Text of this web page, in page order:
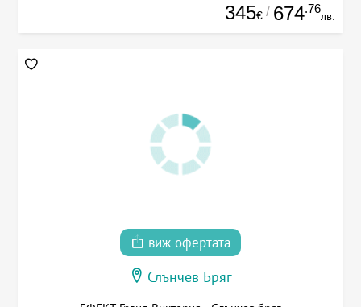
345€ / 674.76
лв.
виж офертата
Слънчев Бряг